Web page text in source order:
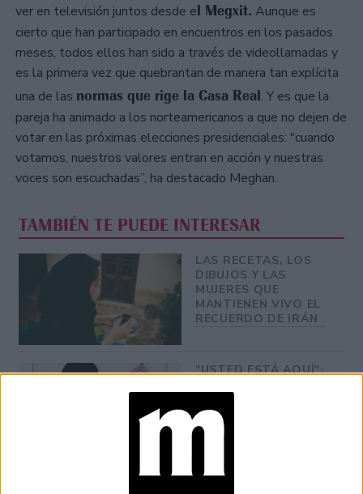
ver en televisión juntos desde el Megxit. Aunque es
cierto que han participado en encuentros en los pasados
meses, todos ellos han sido a través de videollamadas y
es la primera vez que quebrantan de manera tan explícita
una de las normas que rige la Casa Real. Y es que la
pareja ha animado a los norteamericanos a que no dejen de
votar en las próximas elecciones presidenciales: "cuando
votamos, nuestros valores entran en acción y nuestras
voces son escuchadas”, ha destacado Meghan.
TAMBIÉN TE PUEDE INTERESAR
LAS RECETAS, LOS
DIBUJOS Y LAS
MUJERES QUE
MANTIENEN VIVO EL
RECUERDO DE IRÁN
"USTED ESTÁ AQUÍ":
PROMEDIO DE LA
MUJER ARGENTINA
EN UN 44% MENOR